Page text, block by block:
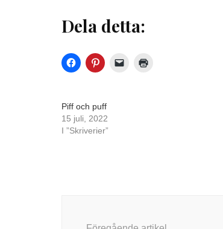
Dela detta:
Piff och puff
15 juli, 2022
I ”Skriverier”